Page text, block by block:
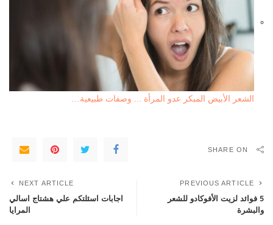
الشعر الأبيض المبكر عدو المرأة ... وصفات طبيعية…
SHARE ON
PREVIOUS ARTICLE
5 فوائد لزيت الأفوكادو للشعر
والبشرة
NEXT ARTICLE
اجابات اسئلتكم علي هشتاج اسالي
المرايا